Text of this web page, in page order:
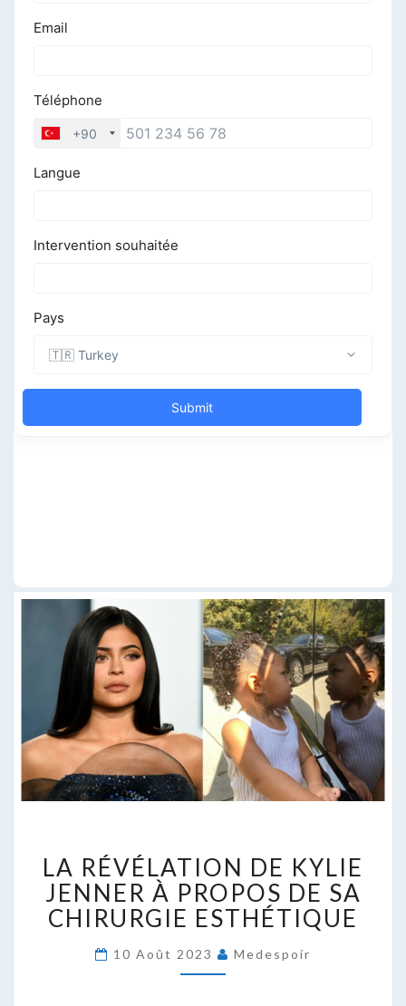
RÉVÉLATION
DE
KYLIE
JENNER
À
PROPOS
LA RÉVÉLATION DE KYLIE
JENNER À PROPOS DE SA
CHIRURGIE ESTHÉTIQUE
10 Août 2023 Medespoir